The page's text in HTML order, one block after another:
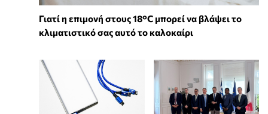
Γιατί η επιμονή στους 18°C μπορεί να βλάψει το
κλιματιστικό σας αυτό το καλοκαίρι